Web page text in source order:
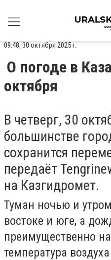
09:48, 30 октября 2025 г.
О погоде в
октября
В четверг, 30
большинстве
сохранится
передаёт
на Казгидромет.
Туман ночью и
востоке и юге, а
преимущественно
температура